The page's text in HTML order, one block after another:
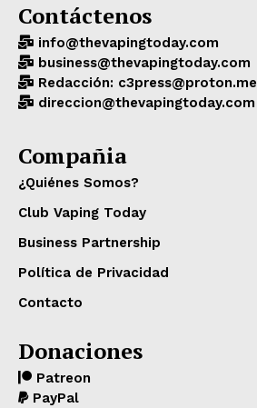
Contáctenos
info@thevapingtoday.com
business@thevapingtoday.com
Redacción: c3press@proton.me
direccion@thevapingtoday.com
Compañia
¿Quiénes Somos?
Club Vaping Today
Business Partnership
Política de Privacidad
Contacto
Donaciones
Patreon
PayPal